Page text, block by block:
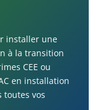
installer une
à la transition
CEE ou
en installation
toutes vos